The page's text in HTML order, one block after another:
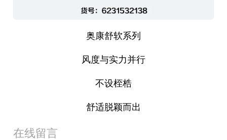
奥康舒软系列
风度与实力并行
不设桎梏
舒适脱颖而出
在线留言